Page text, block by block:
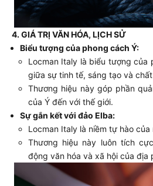
4. GIÁ TRỊ VĂN HÓA, LỊCH SỬ
Biểu tượng của phong cách Ý:
Locman Italy là biểu tượng của
giữa sự tinh tế, sáng tạo và
Thương hiệu này góp phần
của Ý đến với thế giới.
Sự gắn kết với đảo Elba:
Locman Italy là niềm tự hào
Thương hiệu này luôn tích
động văn hóa và xã hội của địa